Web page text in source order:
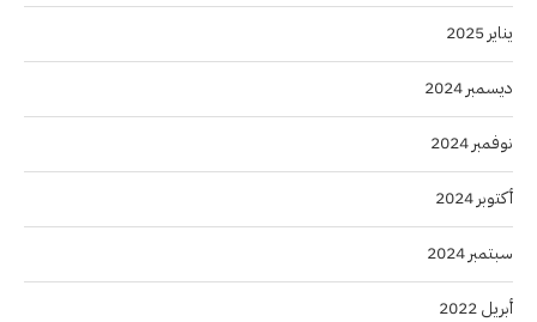
يناير 2025
ديسمبر 2024
نوفمبر 2024
أكتوبر 2024
سبتمبر 2024
أبريل 2022